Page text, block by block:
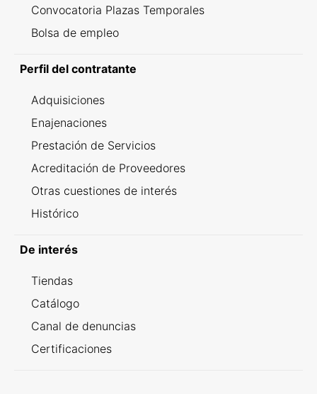
Convocatoria Plazas Temporales
Bolsa de empleo
Perfil del contratante
Adquisiciones
Enajenaciones
Prestación de Servicios
Acreditación de Proveedores
Otras cuestiones de interés
Histórico
De interés
Tiendas
Catálogo
Canal de denuncias
Certificaciones